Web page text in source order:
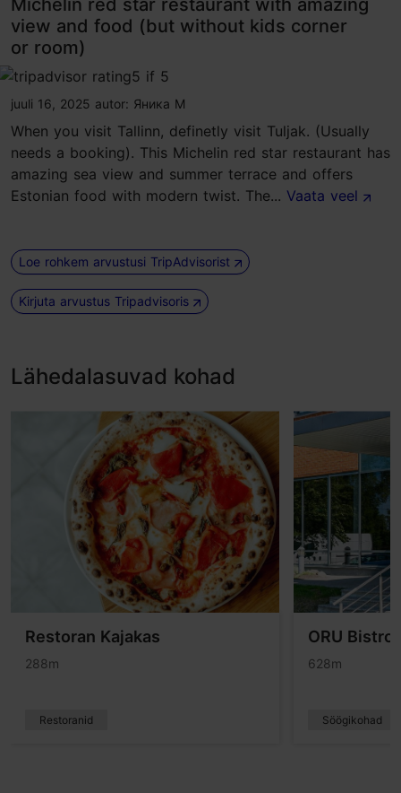
Michelin red star restaurant with amazing
view and food (but without kids corner
or room)
juuli 16, 2025 autor: Яника М
When you visit Tallinn, definetly visit Tuljak. (Usually
needs a booking). This Michelin red star restaurant has
amazing sea view and summer terrace and offers
Estonian food with modern twist. The... Vaata veel
Loe rohkem arvustusi TripAdvisorist
Kirjuta arvustus Tripadvisoris
Lähedalasuvad kohad
Restoran Kajakas
288m
Restoranid
ORU Bistro
628m
Söögikohad